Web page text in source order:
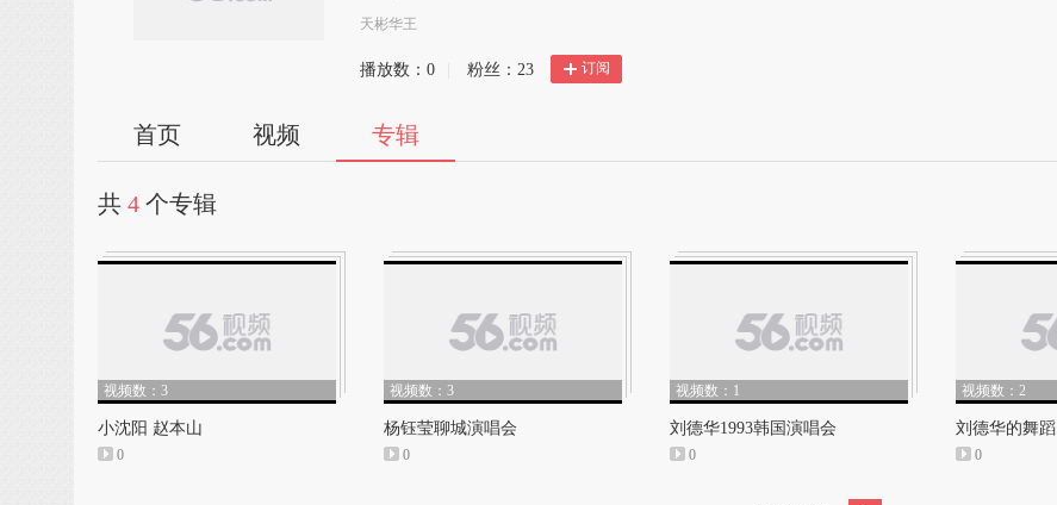
天彬华王
播放数： 0 粉丝： 23 订阅
首页 视频 专辑
共 4 个专辑
视频数：3
小沈阳 赵本山
0
视频数：3
杨钰莹聊城演唱会
0
视频数：1
刘德华1993韩国演唱会
0
视频数：2
刘德华的舞蹈
0